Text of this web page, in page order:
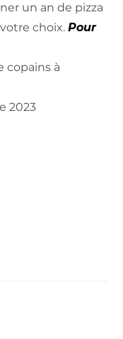
un an de pizza
choix. Pour
copains à
2023